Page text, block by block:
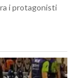
i protagonisti